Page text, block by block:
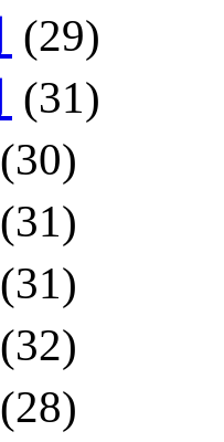
(29)
(31)
(30)
(31)
(31)
(32)
(28)